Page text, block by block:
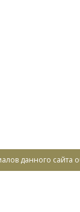
данного сайта